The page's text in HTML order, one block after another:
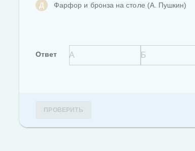
Д
Фарфор и бронза на столе (А. Пушкин)
Ответ
ПРОВЕРИТЬ